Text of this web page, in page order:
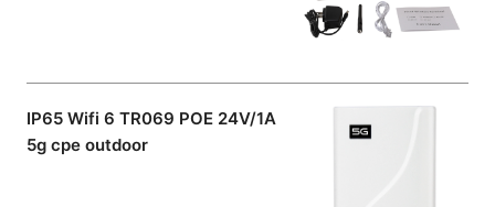
IP65 Wifi 6 TR069 POE 24V/1A
5g cpe outdoor